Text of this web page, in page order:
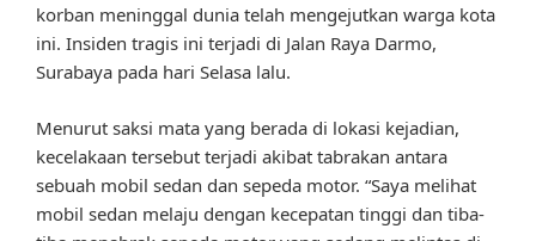
korban meninggal dunia telah mengejutkan warga kota
ini. Insiden tragis ini terjadi di Jalan Raya Darmo,
Surabaya pada hari Selasa lalu.
Menurut saksi mata yang berada di lokasi kejadian,
kecelakaan tersebut terjadi akibat tabrakan antara
sebuah mobil sedan dan sepeda motor. “Saya melihat
mobil sedan melaju dengan kecepatan tinggi dan tiba-